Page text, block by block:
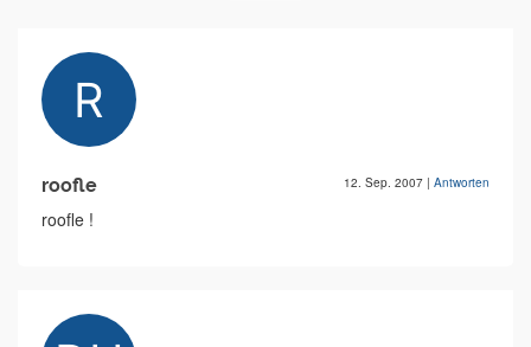
roofle 12. Sep. 2007 | Antworten
roofle !